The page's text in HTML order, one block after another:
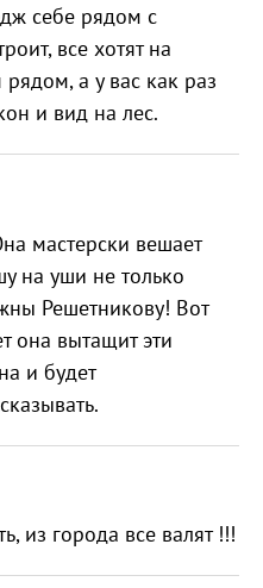
себе рядом с
все хотят на
а у вас как раз
и вид на лес.
мастерски вешает
на уши не только
Решетникову! Вот
она вытащит эти
и будет
из города все валят !!!